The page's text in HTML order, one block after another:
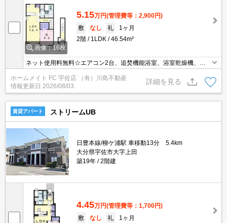
画像：16枚
5.15万円(管理費等：2,900円)
敷
なし 礼
1ヶ月
2階
1LDK 46.54m²
ネット使用料無料☆エアコン2台、追焚機能浴室、浴室乾燥機、温
水洗浄便座、TVモニターホン、宅配ボックス、照明器具、グリル付
ガスコンロ等の人気設備が充実♪外国人可☆
ホームメイト FC 宇佐店 （有）川島不動産
情報更新日 2026/08/03
詳細を見る
賃貸アパート ストリームUB
日豊本線/柳ケ浦駅 車移動13分 5.4km
大分県宇佐市大字上田
築19年
2階建
4.45万円(管理費等：1,700円)
敷
なし 礼
1ヶ月